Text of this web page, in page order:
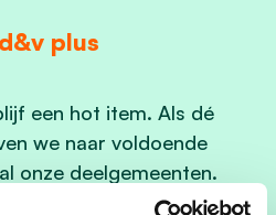
plus
een hot item. Als dé
we naar voldoende
onze deelgemeenten.
beperkt is, is het